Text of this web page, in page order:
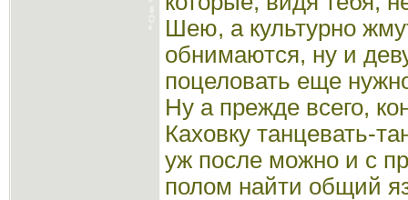
Шею, а культурно
обнимаются, ну и
поцеловать еще
Ну а прежде всего,
Каховку танцевать-
уж после можно и с
полом найти общий